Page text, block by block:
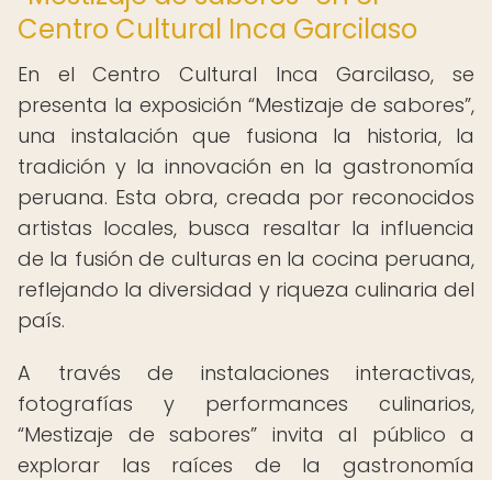
Centro Cultural Inca Garcilaso
En el Centro Cultural Inca Garcilaso, se
presenta la exposición “Mestizaje de sabores”,
una instalación que fusiona la historia, la
tradición y la innovación en la gastronomía
peruana. Esta obra, creada por reconocidos
artistas locales, busca resaltar la influencia
de la fusión de culturas en la cocina peruana,
reflejando la diversidad y riqueza culinaria del
país.
A través de instalaciones interactivas,
fotografías y performances culinarios,
“Mestizaje de sabores” invita al público a
explorar las raíces de la gastronomía